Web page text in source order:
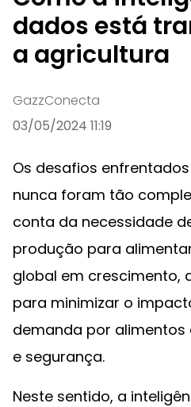
dados está
a agricultura
GazzConecta
03/05/2024 11:19
Os desafios
nunca foram tão
conta da necessidade
produção para
global em crescimento,
para minimizar o
demanda por
e segurança.
Neste sentido, a